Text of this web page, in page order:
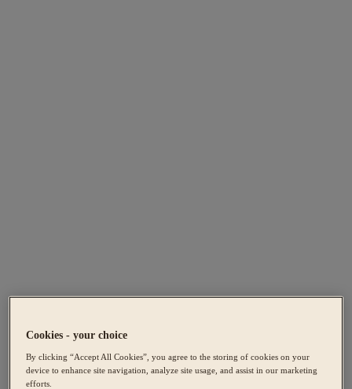
Cookies - your choice
By clicking “Accept All Cookies”, you agree to the storing of cookies on your
device to enhance site navigation, analyze site usage, and assist in our marketing
efforts.